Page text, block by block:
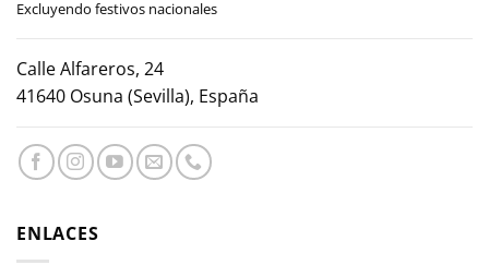
Excluyendo festivos nacionales
Calle Alfareros, 24
41640 Osuna (Sevilla), España
ENLACES